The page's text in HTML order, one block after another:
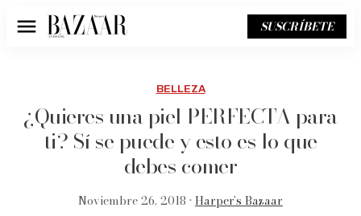
Menú SUSCRÍBETE
BELLEZA
¿Quieres una piel PERFECTA para
ti? Sí se puede y esto es lo que
debes comer
Noviembre 26, 2018 • Harper’s Bazaar